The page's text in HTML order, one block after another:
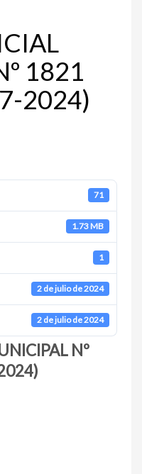
1821
2024)
71
1.73 MB
1
2 de julio de 2024
2 de julio de 2024
Nº